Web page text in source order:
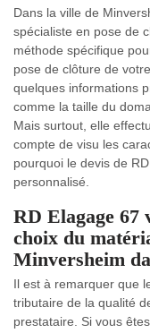
Dans la ville de
spécialiste en pose de
méthode spécifique
pose de clôture de
quelques informations
comme la taille du
Mais surtout, elle
compte de visu les
pourquoi le devis de
personnalisé.
RD Elagage 67
choix du
Minversheim
Il est à remarquer que
tributaire de la qualité
prestataire. Si vous